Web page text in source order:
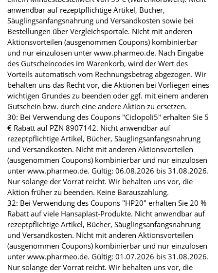
anwendbar auf rezeptpflichtige Artikel, Bücher,
Säuglingsanfangsnahrung und Versandkosten sowie bei
Bestellungen über Vergleichsportale. Nicht mit anderen
Aktionsvorteilen (ausgenommen Coupons) kombinierbar
und nur einzulösen unter www.pharmeo.de. Nach Eingabe
des Gutscheincodes im Warenkorb, wird der Wert des
Vorteils automatisch vom Rechnungsbetrag abgezogen. Wir
behalten uns das Recht vor, die Aktionen bei Vorliegen eines
wichtigen Grundes zu beenden oder ggf. mit einem anderen
Gutschein bzw. durch eine andere Aktion zu ersetzen.
30: Bei Verwendung des Coupons "Ciclopoli5" erhalten Sie 5
€ Rabatt auf PZN 8907142. Nicht anwendbar auf
rezeptpflichtige Artikel, Bücher, Säuglingsanfangsnahrung
und Versandkosten. Nicht mit anderen Aktionsvorteilen
(ausgenommen Coupons) kombinierbar und nur einzulösen
unter www.pharmeo.de. Gültig: 06.08.2026 bis 31.08.2026.
Nur solange der Vorrat reicht. Wir behalten uns vor, die
Aktion früher zu beenden. Keine Barauszahlung.
32: Bei Verwendung des Coupons "HP20" erhalten Sie 20 %
Rabatt auf viele Hansaplast-Produkte. Nicht anwendbar auf
rezeptpflichtige Artikel, Bücher, Säuglingsanfangsnahrung
und Versandkosten. Nicht mit anderen Aktionsvorteilen
(ausgenommen Coupons) kombinierbar und nur einzulösen
unter www.pharmeo.de. Gültig: 01.07.2026 bis 31.08.2026.
Nur solange der Vorrat reicht. Wir behalten uns vor, die